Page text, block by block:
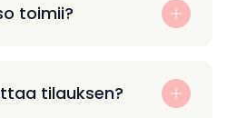
toimii?
tilauksen?